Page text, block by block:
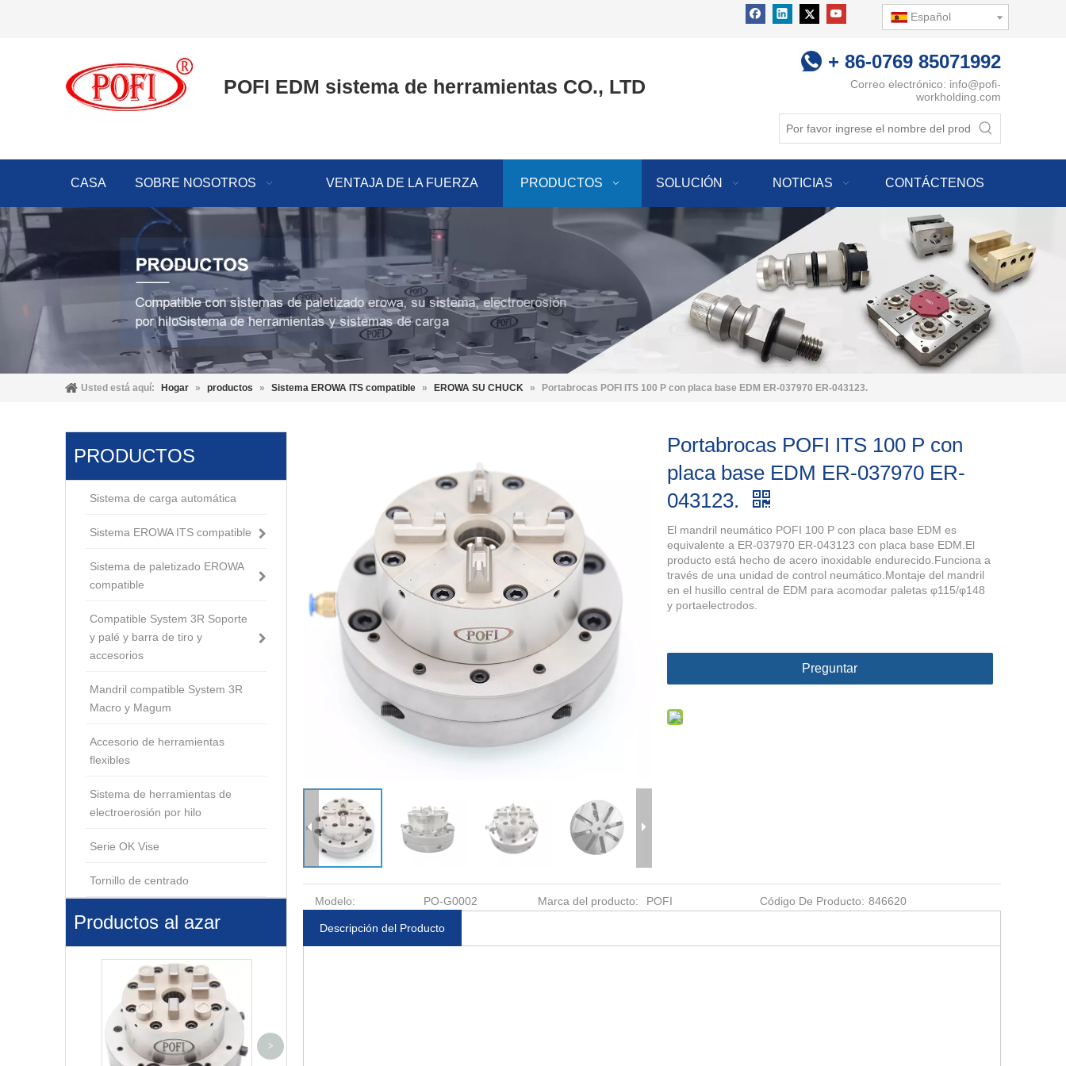
Español
POFI EDM sistema de herramientas CO., LTD
+ 86-0769 85071992
Correo electrónico: info@pofi-
workholding.com
CASA SOBRE NOSOTROS VENTAJA DE LA FUERZA PRODUCTOS SOLUCIÓN NOTICIAS CONTÁCTENOS
Usted está aquí: Hogar » productos » Sistema EROWA ITS compatible » EROWA SU CHUCK » Portabrocas POFI ITS 100 P con placa base EDM ER-037970 ER-043123.
PRODUCTOS
Sistema de carga automática
Sistema EROWA ITS compatible
Sistema de paletizado EROWA
compatible
Compatible System 3R Soporte
y palé y barra de tiro y
accesorios
Mandril compatible System 3R
Macro y Magum
Accesorio de herramientas
flexibles
Sistema de herramientas de
electroerosión por hilo
Serie OK Vise
Tornillo de centrado
Productos al azar
Segmentos de centrado UPC
y espigas de sujeción ER-
>
Portabrocas POFI ITS 100 P con
placa base EDM ER-037970 ER-
043123.
El mandril neumático POFI 100 P con placa base EDM es
equivalente a ER-037970 ER-043123 con placa base EDM.El
producto está hecho de acero inoxidable endurecido.Funciona a
través de una unidad de control neumático.Montaje del mandril
en el husillo central de EDM para acomodar paletas φ115/φ148
y portaelectrodos.
Preguntar
Modelo: PO-G0002 Marca del producto: POFI Código De Producto: 846620
Descripción del Producto